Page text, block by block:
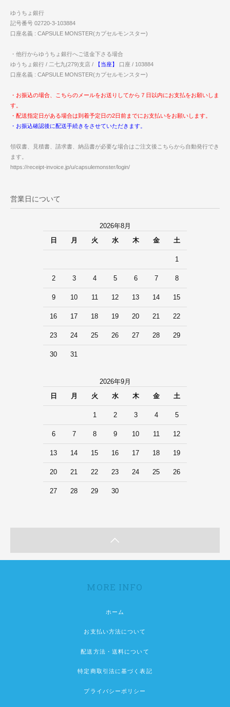
ゆうちょ銀行
記号番号 02720-3-103884
口座名義 : CAPSULE MONSTER(カプセルモンスター)
・他行からゆうちょ銀行へご送金下さる場合
ゆうちょ銀行 / 二七九(279)支店 /
【当座】
口座 / 103884
口座名義 : CAPSULE MONSTER(カプセルモンスター)
・お振込の場合、こちらのメールをお送りしてから７日以内にお支払をお願いしま
す。
・配送指定日がある場合は到着予定日の2日前までにお支払いをお願いします。
・お振込確認後に配送手続きをさせていただきます。
領収書、見積書、請求書、納品書が必要な場合はご注文後こちらから自動発行でき
ます。
https://receipt-invoice.jp/u/capsulemonster/login/
営業日について
2026年8月
日
月 火 水 木 金 土
1
2 3 4 5 6 7 8
9 10 11 12 13 14 15
16 17 18 19 20 21 22
23 24 25 26 27 28 29
30 31
2026年9月
日
月 火 水 木 金 土
1 2 3 4 5
6 7 8 9 10 11 12
13 14 15 16 17 18 19
20 21 22 23 24 25 26
27 28 29 30
MORE INFO
ホーム
お支払い方法について
配送方法・送料について
特定商取引法に基づく表記
プライバシーポリシー